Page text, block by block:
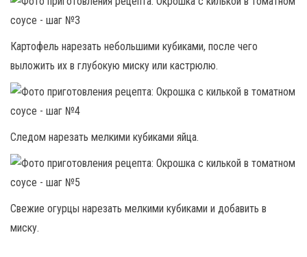
Картофель нарезать небольшими кубиками, после чего
выложить их в глубокую миску или кастрюлю.
Следом нарезать мелкими кубиками яйца.
Свежие огурцы нарезать мелкими кубиками и добавить в
миску.